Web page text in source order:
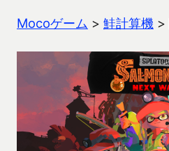
Mocoゲーム > 鮭計算機 >